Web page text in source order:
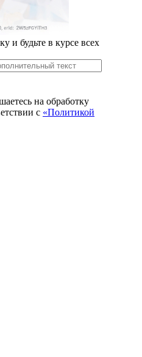
и будьте в курсе всех
на обработку
с «Политикой